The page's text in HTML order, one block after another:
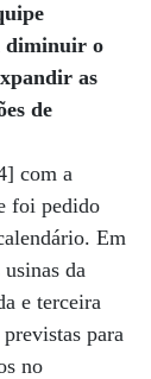
diminuir o
as
de
com a
foi pedido
Em
da
e terceira
para
no